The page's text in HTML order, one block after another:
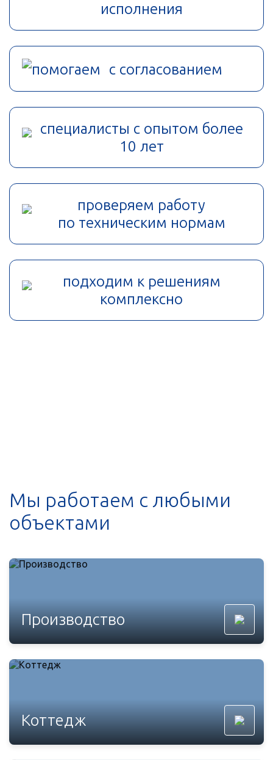
исполнения
помогаем с согласованием
специалисты с опытом более
10 лет
проверяем работу
по техническим нормам
подходим к решениям
комплексно
Мы работаем с любыми
объектами
Производство
Коттедж